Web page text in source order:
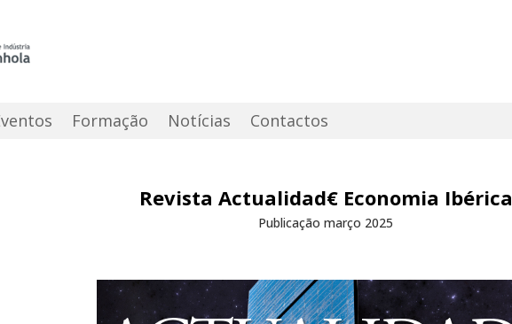
Formação Notícias Contactos
Revista Actualidad€ Economia Ibérica
Publicação março 2025